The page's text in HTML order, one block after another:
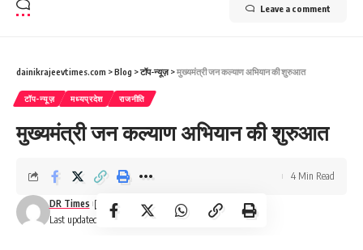
Leave a comment
dainikrajeevtimes.com >Blog >टॉप-न्यूज़>मुख्यमंत्री जन कल्याण अभियान की शुरुआत
टॉप-न्यूज़ मध्यप्रदेश राजनीति
मुख्यमंत्री जन कल्याण अभियान की शुरुआत
Last updated: December 12, 2024 1:32 pm
DR Times
4 Min Read